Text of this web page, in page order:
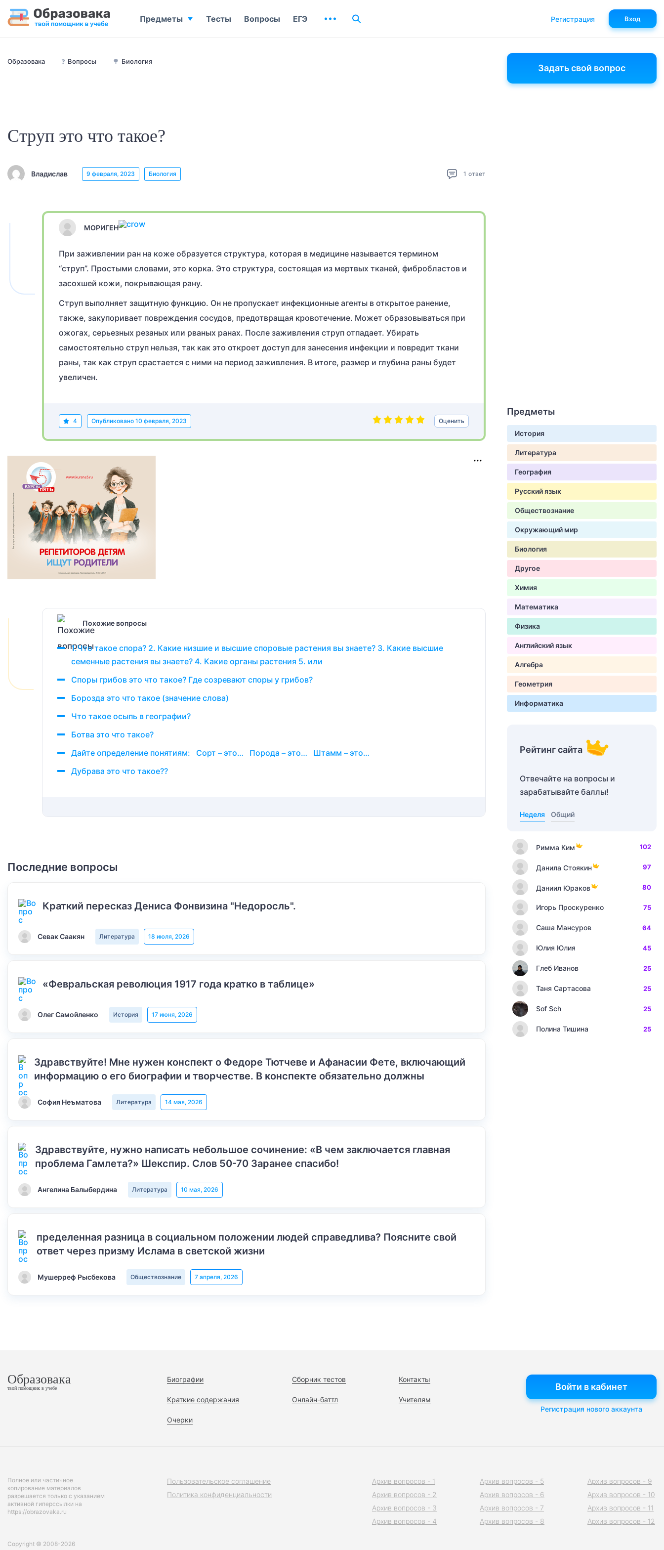
Образовака ❓ Вопросы 🌳 Биология
Струп это что такое?
Владислав 9 февраля, 2023 Биология 1 ответ
МОРИГЕН
При заживлении ран на коже образуется структура, которая в медицине называется термином
“струп”. Простыми словами, это корка. Это структура, состоящая из мертвых тканей, фибробластов и
засохшей кожи, покрывающая рану.
Струп выполняет защитную функцию. Он не пропускает инфекционные агенты в открытое ранение,
также, закупоривает повреждения сосудов, предотвращая кровотечение. Может образовываться при
ожогах, серьезных резаных или рваных ранах. После заживления струп отпадает. Убирать
самостоятельно струп нельзя, так как это откроет доступ для занесения инфекции и повредит ткани
раны, так как струп срастается с ними на период заживления. В итоге, размер и глубина раны будет
увеличен.
4 Опубликовано 10 февраля, 2023 Оценить
Похожие вопросы
1.Что такое спора? 2. Какие низшие и высшие споровые растения вы знаете? 3. Какие высшие
семенные растения вы знаете? 4. Какие органы растения 5. или
Споры грибов это что такое? Где созревают споры у грибов?
Борозда это что такое (значение слова)
Что такое осыпь в географии?
Ботва это что такое?
Дайте определение понятиям: Сорт – это… Порода – это… Штамм – это…
Дубрава это что такое??
Последние вопросы
Краткий пересказ Дениса Фонвизина "Недоросль".
Севак Саакян Литература 18 июля, 2026
«Февральская революция 1917 года кратко в таблице»
Олег Самойленко История 17 июня, 2026
Здравствуйте! Мне нужен конспект о Федоре Тютчеве и Афанасии Фете, включающий
информацию о его биографии и творчестве. В конспекте обязательно должны
София Неъматова Литература 14 мая, 2026
Здравствуйте, нужно написать небольшое сочинение: «В чем заключается главная
проблема Гамлета?» Шекспир. Слов 50-70 Заранее спасибо!
Ангелина Балыбердина Литература 10 мая, 2026
пределенная разница в социальном положении людей справедлива? Поясните свой
ответ через призму Ислама в светской жизни
Мушерреф Рысбекова Обществознание 7 апреля, 2026
Задать свой вопрос
Предметы
История
Литература
География
Русский язык
Обществознание
Окружающий мир
Биология
Другое
Химия
Математика
Физика
Английский язык
Алгебра
Геометрия
Информатика
Рейтинг сайта
Отвечайте на вопросы и
зарабатывайте баллы!
Неделя Общий
Римма Ким 102
Данила Стоякин 97
Даниил Юраков 80
Игорь Проскуренко 75
Саша Мансуров 64
Юлия Юлия 45
Глеб Иванов 25
Таня Сартасова 25
Sof Sch 25
Полина Тишина 25
Предметы Тесты Вопросы ЕГЭ Регистрация Вход
Образовака
твой помощник в учебе
Биографии
Краткие содержания
Очерки
Сборник тестов
Онлайн-баттл
Контакты
Учителям
Войти в кабинет
Регистрация нового аккаунта
Полное или частичное
копирование материалов
разрешается только с указанием
активной гиперссылки на
https://obrazovaka.ru
Пользовательское соглашение
Политика конфиденциальности
Архив вопросов - 1
Архив вопросов - 2
Архив вопросов - 3
Архив вопросов - 4
Архив вопросов - 5
Архив вопросов - 6
Архив вопросов - 7
Архив вопросов - 8
Архив вопросов - 9
Архив вопросов - 10
Архив вопросов - 11
Архив вопросов - 12
Copyright © 2008-2026